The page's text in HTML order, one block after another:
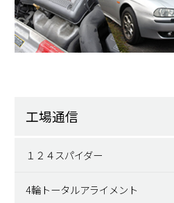
工場通信
１２４スパイダー
4輪トータルアライメント